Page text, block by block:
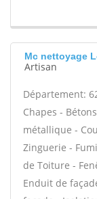
Mc nettoyage
Artisan
Département:
Chapes -
métallique -
Zinguerie -
de Toiture -
Enduit de